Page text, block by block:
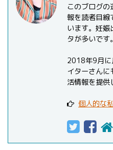
このブログ
報を読者目線
います。妊
タが多いです。
2018年9月に
イターさん
活情報を提
個人的な